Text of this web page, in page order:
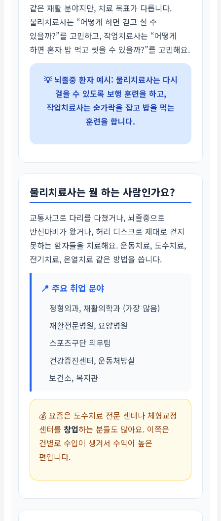
같은 재활 분야지만, 치료 목표가 다릅니다.
물리치료사는 “어떻게 하면 걷고 설 수
있을까?”를 고민하고, 작업치료사는 “어떻게
하면 혼자 밥 먹고 씻을 수 있을까?”를 고민해요.
💡 뇌졸중 환자 예시: 물리치료사는 다시
걸을 수 있도록 보행 훈련을 하고,
작업치료사는 숟가락을 잡고 밥을 먹는
훈련을 합니다.
물리치료사는 뭘 하는 사람인가요?
교통사고로 다리를 다쳤거나, 뇌졸중으로
반신마비가 왔거나, 허리 디스크로 제대로 걷지
못하는 환자들을 치료해요. 운동치료, 도수치료,
전기치료, 온열치료 같은 방법을 씁니다.
📍 주요 취업 분야
정형외과, 재활의학과 (가장 많음)
재활전문병원, 요양병원
스포츠구단 의무팀
건강증진센터, 운동처방실
보건소, 복지관
💰 요즘은 도수치료 전문 센터나 체형교정
센터를창업하는 분들도 많아요. 이쪽은
건별로 수입이 생겨서 수익이 높은
편입니다.